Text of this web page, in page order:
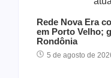
Rede Nova Era
em Porto Velho;
Rondônia
5 de agosto de